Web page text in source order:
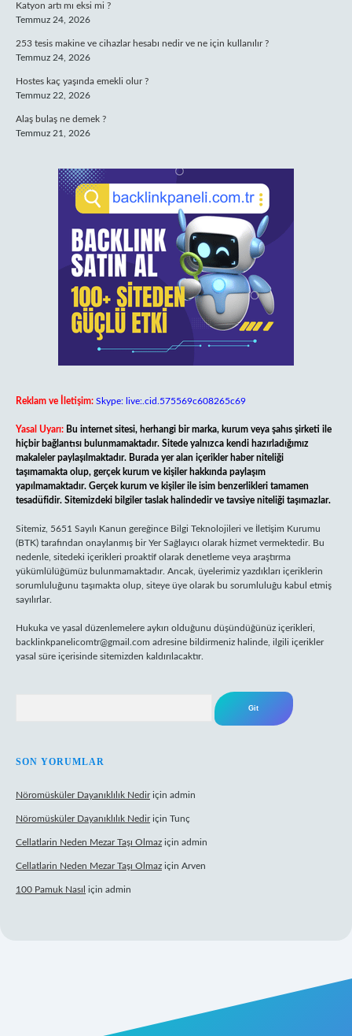
Katyon artı mı eksi mi ?
Temmuz 24, 2026
253 tesis makine ve cihazlar hesabı nedir ve ne için kullanılır ?
Temmuz 24, 2026
Hostes kaç yaşında emekli olur ?
Temmuz 22, 2026
Alaş bulaş ne demek ?
Temmuz 21, 2026
Reklam ve İletişim: Skype: live:.cid.575569c608265c69
Yasal Uyarı: Bu internet sitesi, herhangi bir marka, kurum veya şahıs şirketi ile
hiçbir bağlantısı bulunmamaktadır. Sitede yalnızca kendi hazırladığımız
makaleler paylaşılmaktadır. Burada yer alan içerikler haber niteliği
taşımamakta olup, gerçek kurum ve kişiler hakkında paylaşım
yapılmamaktadır. Gerçek kurum ve kişiler ile isim benzerlikleri tamamen
tesadüfidir. Sitemizdeki bilgiler taslak halindedir ve tavsiye niteliği taşımazlar.
Sitemiz, 5651 Sayılı Kanun gereğince Bilgi Teknolojileri ve İletişim Kurumu
(BTK) tarafından onaylanmış bir Yer Sağlayıcı olarak hizmet vermektedir. Bu
nedenle, sitedeki içerikleri proaktif olarak denetleme veya araştırma
yükümlülüğümüz bulunmamaktadır. Ancak, üyelerimiz yazdıkları içeriklerin
sorumluluğunu taşımakta olup, siteye üye olarak bu sorumluluğu kabul etmiş
sayılırlar.
Hukuka ve yasal düzenlemelere aykırı olduğunu düşündüğünüz içerikleri,
backlinkpanelicomtr@gmail.com adresine bildirmeniz halinde, ilgili içerikler
yasal süre içerisinde sitemizden kaldırılacaktır.
SON YORUMLAR
Nöromüsküler Dayanıklılık Nediriçin admin
Nöromüsküler Dayanıklılık Nediriçin Tunç
Cellatlarin Neden Mezar Taşı Olmaz için admin
Cellatlarin Neden Mezar Taşı Olmaz için Arven
100 Pamuk Nasıl için admin